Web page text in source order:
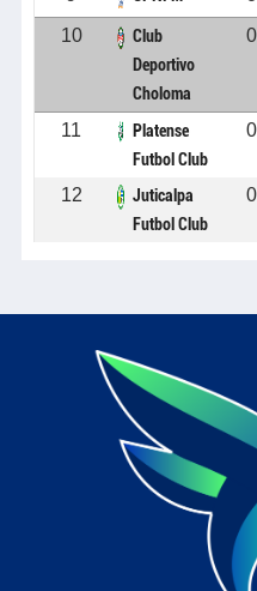
10
Club
Deportivo
Choloma
0
11
Platense
Futbol Club
0
12
Juticalpa
Futbol Club
0